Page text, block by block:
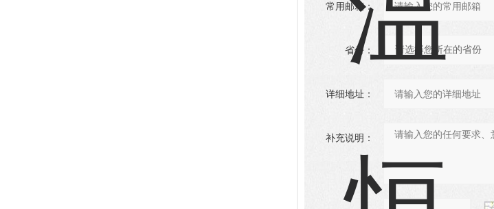
常用邮箱：
省份：
详细地址：
补充说明：